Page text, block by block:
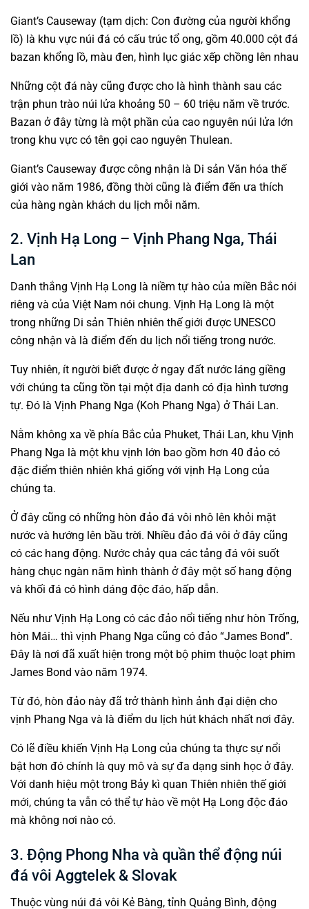
Giant’s Causeway (tạm dịch: Con đường của người khổng
lồ) là khu vực núi đá có cấu trúc tổ ong, gồm 40.000 cột đá
bazan khổng lồ, màu đen, hình lục giác xếp chồng lên nhau
Những cột đá này cũng được cho là hình thành sau các
trận phun trào núi lửa khoảng 50 – 60 triệu năm về trước.
Bazan ở đây từng là một phần của cao nguyên núi lửa lớn
trong khu vực có tên gọi cao nguyên Thulean.
Giant’s Causeway được công nhận là Di sản Văn hóa thế
giới vào năm 1986, đồng thời cũng là điểm đến ưa thích
của hàng ngàn khách du lịch mỗi năm.
2. Vịnh Hạ Long – Vịnh Phang Nga, Thái
Lan
Danh thắng Vịnh Hạ Long là niềm tự hào của miền Bắc nói
riêng và của Việt Nam nói chung. Vịnh Hạ Long là một
trong những Di sản Thiên nhiên thế giới được UNESCO
công nhận và là điểm đến du lịch nổi tiếng trong nước.
Tuy nhiên, ít người biết được ở ngay đất nước láng giềng
với chúng ta cũng tồn tại một địa danh có địa hình tương
tự. Đó là Vịnh Phang Nga (Koh Phang Nga) ở Thái Lan.
Nằm không xa về phía Bắc của Phuket, Thái Lan, khu Vịnh
Phang Nga là một khu vịnh lớn bao gồm hơn 40 đảo có
đặc điểm thiên nhiên khá giống với vịnh Hạ Long của
chúng ta.
Ở đây cũng có những hòn đảo đá vôi nhô lên khỏi mặt
nước và hướng lên bầu trời. Nhiều đảo đá vôi ở đây cũng
có các hang động. Nước chảy qua các tảng đá vôi suốt
hàng chục ngàn năm hình thành ở đây một số hang động
và khối đá có hình dáng độc đáo, hấp dẫn.
Nếu như Vịnh Hạ Long có các đảo nổi tiếng như hòn Trống,
hòn Mái… thì vịnh Phang Nga cũng có đảo “James Bond”.
Đây là nơi đã xuất hiện trong một bộ phim thuộc loạt phim
James Bond vào năm 1974.
Từ đó, hòn đảo này đã trở thành hình ảnh đại diện cho
vịnh Phang Nga và là điểm du lịch hút khách nhất nơi đây.
Có lẽ điều khiến Vịnh Hạ Long của chúng ta thực sự nổi
bật hơn đó chính là quy mô và sự đa dạng sinh học ở đây.
Với danh hiệu một trong Bảy kì quan Thiên nhiên thế giới
mới, chúng ta vẫn có thể tự hào về một Hạ Long độc đáo
mà không nơi nào có.
3. Động Phong Nha và quần thể động núi
đá vôi Aggtelek & Slovak
Thuộc vùng núi đá vôi Kẻ Bàng, tỉnh Quảng Bình, động